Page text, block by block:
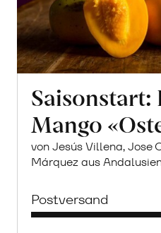
Saisonstart:
Mango
von Jesús Villena, Jose
Márquez aus
Postversand